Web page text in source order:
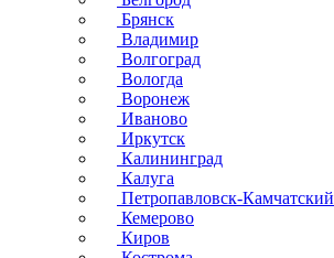
Брянск
Владимир
Волгоград
Вологда
Воронеж
Иваново
Иркутск
Калининград
Калуга
Петропавловск-Камчатский
Кемерово
Киров